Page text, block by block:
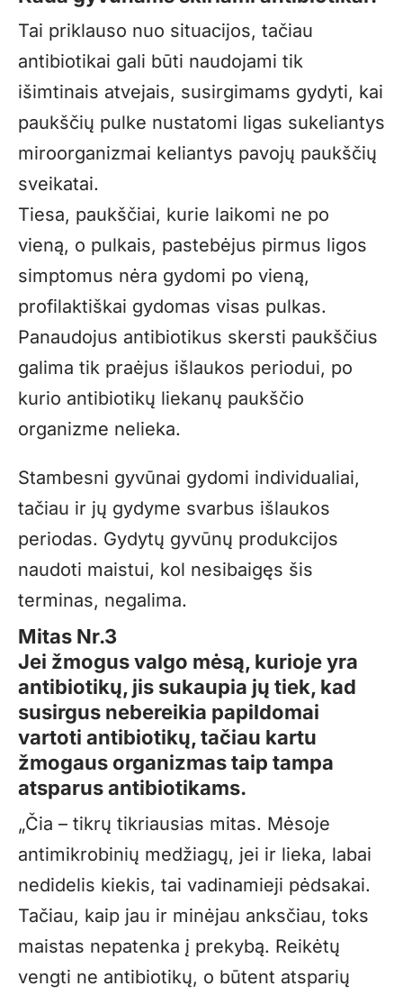
Tai priklauso nuo situacijos, tačiau
antibiotikai gali būti naudojami tik
išimtinais atvejais, susirgimams gydyti, kai
paukščių pulke nustatomi ligas sukeliantys
miroorganizmai keliantys pavojų paukščių
sveikatai.
Tiesa, paukščiai, kurie laikomi ne po
vieną, o pulkais, pastebėjus pirmus ligos
simptomus nėra gydomi po vieną,
profilaktiškai gydomas visas pulkas.
Panaudojus antibiotikus skersti paukščius
galima tik praėjus išlaukos periodui, po
kurio antibiotikų liekanų paukščio
organizme nelieka.
Stambesni gyvūnai gydomi individualiai,
tačiau ir jų gydyme svarbus išlaukos
periodas. Gydytų gyvūnų produkcijos
naudoti maistui, kol nesibaigęs šis
terminas, negalima.
Mitas Nr.3
Jei žmogus valgo mėsą, kurioje yra
antibiotikų, jis sukaupia jų tiek, kad
susirgus nebereikia papildomai
vartoti antibiotikų, tačiau kartu
žmogaus organizmas taip tampa
atsparus antibiotikams.
„Čia – tikrų tikriausias mitas. Mėsoje
antimikrobinių medžiagų, jei ir lieka, labai
nedidelis kiekis, tai vadinamieji pėdsakai.
Tačiau, kaip jau ir minėjau anksčiau, toks
maistas nepatenka į prekybą. Reikėtų
vengti ne antibiotikų, o būtent atsparių